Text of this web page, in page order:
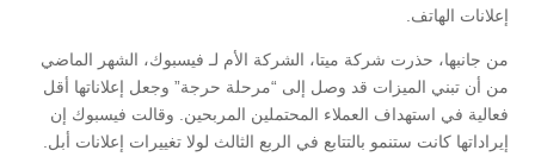
إعلانات الهاتف.
من جانبها، حذرت شركة ميتا، الشركة الأم لـ فيسبوك، الشهر الماضي
من أن تبني الميزات قد وصل إلى “مرحلة حرجة” وجعل إعلاناتها أقل
فعالية في استهداف العملاء المحتملين المربحين. وقالت فيسبوك إن
إيراداتها كانت ستنمو بالتتابع في الربع الثالث لولا تغييرات إعلانات أبل.